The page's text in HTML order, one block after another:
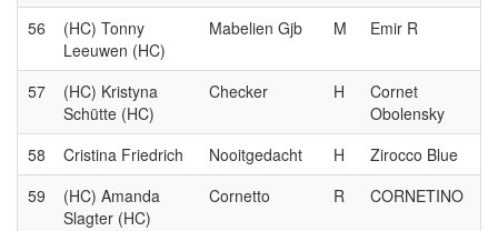
56
(HC) Tonny
Leeuwen (HC)
Mabelien Gjb M Emir R
57
(HC) Kristyna
Schütte (HC)
Checker H
Cornet
Obolensky
58
Cristina Friedrich Nooitgedacht H
Zirocco Blue
59
(HC) Amanda
Slagter (HC)
Cornetto R CORNETINO